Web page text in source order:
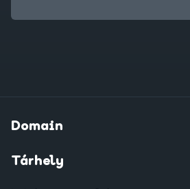
Domain
Tárhely